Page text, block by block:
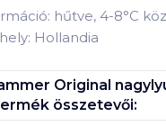
hűtve, 4-8°C
Hollandia
Original
összetevői: